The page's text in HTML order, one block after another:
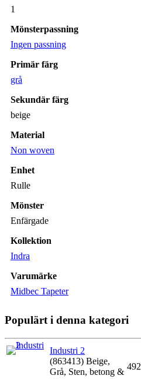
1
Mönsterpassning
Ingen passning
Primär färg
grå
Sekundär färg
beige
Material
Non woven
Enhet
Rulle
Mönster
Enfärgade
Kollektion
Indra
Varumärke
Midbec Tapeter
Populärt i denna kategori
Industri 2
(863413) Beige,
Grå, Sten, betong &
492